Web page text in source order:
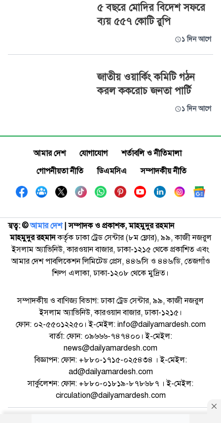
৫ বছরে মোদির বিদেশ সফরে
ব্যয় ৫৫৭ কোটি রুপি
১ দিন আগে
জাতীয় ওয়ার্কিং কমিটি গঠন
করল ককরোচ জনতা পার্টি
১ দিন আগে
আমার দেশ যোগাযোগ
শর্তাবলি ও নীতিমালা
গোপনীয়তা নীতি
ডিএমসিএ সম্পাদকীয় নীতি
স্বত্ব: ©️আমার দেশ| সম্পাদক ও প্রকাশক, মাহমুদুর রহমান
মাহমুদুর রহমানকর্তৃক ঢাকা ট্রেড সেন্টার (৮ম ফ্লোর), ৯৯, কাজী নজরুল
ইসলাম অ্যাভিনিউ, কারওয়ান বাজার, ঢাকা-১২১৫ থেকে প্রকাশিত এবং
আমার দেশ পাবলিকেশন লিমিটেড প্রেস, ৪৪৬/সি ও ৪৪৬/ডি, তেজগাঁও
শিল্প এলাকা, ঢাকা-১২০৮ থেকে মুদ্রিত।
সম্পাদকীয় ও বাণিজ্য বিভাগ: ঢাকা ট্রেড সেন্টার, ৯৯, কাজী নজরুল
ইসলাম অ্যাভিনিউ, কারওয়ান বাজার, ঢাকা-১২১৫।
ফোন: ০২-৫৫০১২২৫০। ই-মেইল: info@dailyamardesh.com
বার্তা: ফোন: ০৯৬৬৬-৭৪৭৪০০। ই-মেইল:
news@dailyamardesh.com
বিজ্ঞাপন: ফোন: +৮৮০-১৭১৫-০২৫৪৩৪ । ই-মেইল:
ad@dailyamardesh.com
সার্কুলেশন: ফোন: +৮৮০-০১৮১৯-৮৭৮৬৮৭ । ই-মেইল:
circulation@dailyamardesh.com